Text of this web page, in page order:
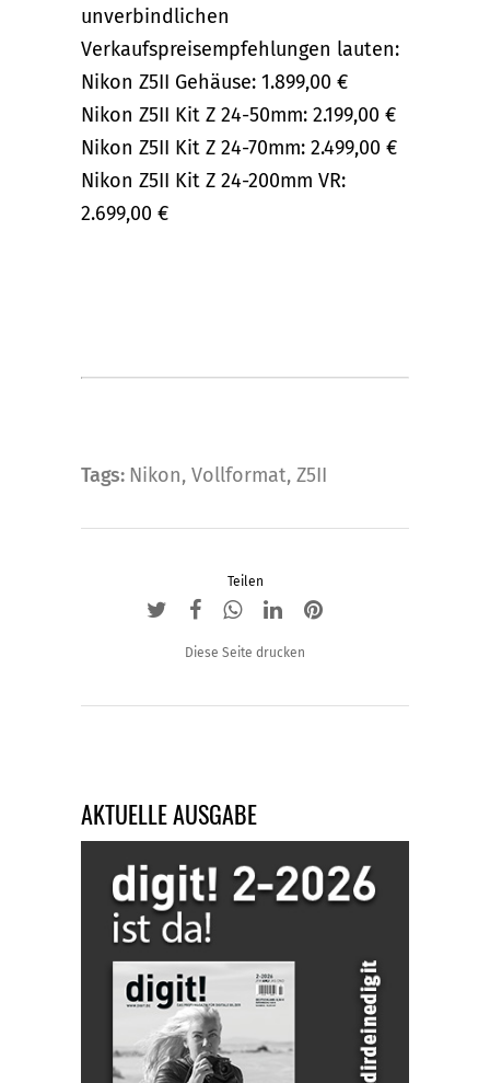
unverbindlichen
Verkaufspreisempfehlungen lauten:
Nikon Z5II Gehäuse: 1.899,00 €
Nikon Z5II Kit Z 24-50mm: 2.199,00 €
Nikon Z5II Kit Z 24-70mm: 2.499,00 €
Nikon Z5II Kit Z 24-200mm VR:
2.699,00 €
Tags: Nikon, Vollformat, Z5II
Teilen
Diese Seite drucken
AKTUELLE AUSGABE